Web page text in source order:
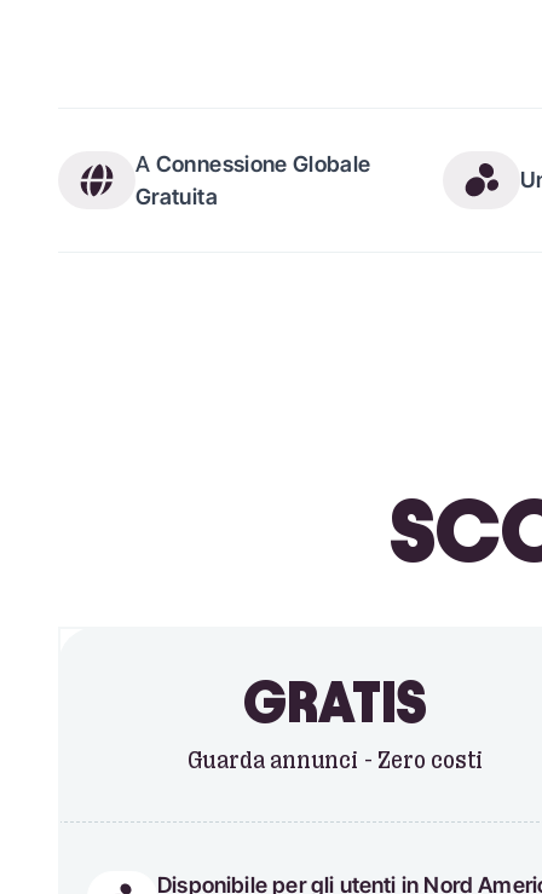
A Connessione Globale
Gratuita
GRATIS
Guarda annunci - Zero costi
Disponibile per gli utenti in Nord